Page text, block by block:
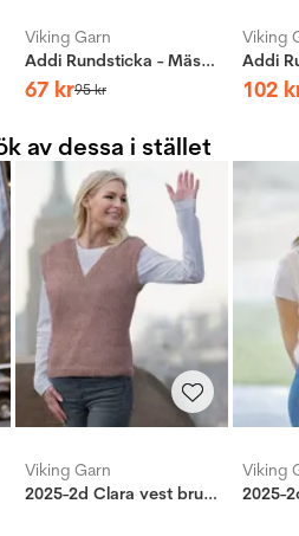
Viking Garn
Addi Rundsticka - Mässing
67 kr95kr
Viking
102
av dessa i stället
Viking Garn
2025-2d Clara vest brunrosa
Viking
2025-